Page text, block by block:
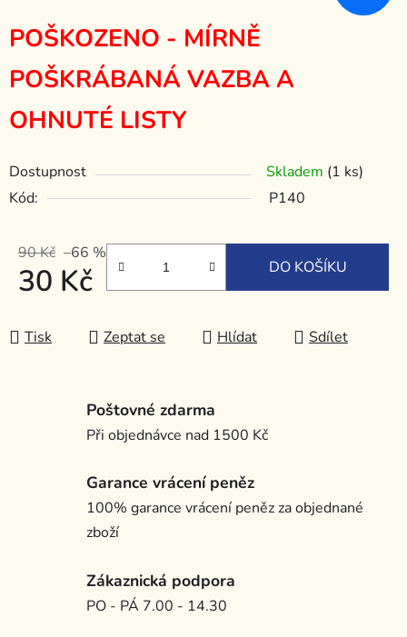
POŠKOZENO - MÍRNĚ
POŠKRÁBANÁ VAZBA A
OHNUTÉ LISTY
Dostupnost Skladem (1 ks)
Kód:
P140
90 Kč –66 %
30 Kč DO KOŠÍKU
Tisk Zeptat se Hlídat Sdílet
Poštovné zdarma
Při objednávce nad 1500 Kč
Garance vrácení peněz
100% garance vrácení peněz za objednané
zboží
Zákaznická podpora
PO - PÁ 7.00 - 14.30